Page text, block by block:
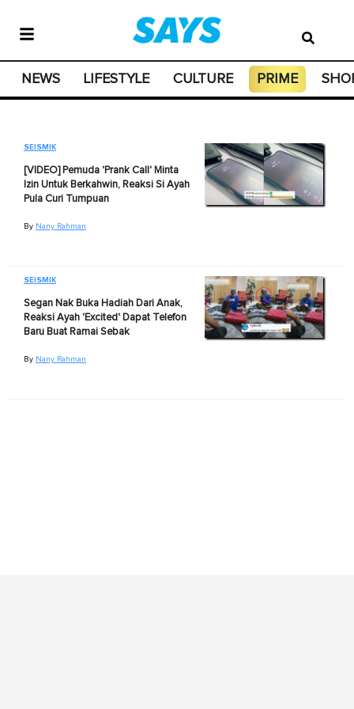
NEWS LIFESTYLE CULTURE PRIME
SEISMIK
[VIDEO] Pemuda 'Prank Call' Minta
Izin Untuk Berkahwin, Reaksi Si Ayah
Pula Curi Tumpuan
By Nany Rahman
SEISMIK
Segan Nak Buka Hadiah Dari Anak,
Reaksi Ayah 'Excited' Dapat Telefon
Baru Buat Ramai Sebak
By Nany Rahman